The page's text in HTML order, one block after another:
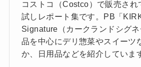
コストコ（Costco）で販売され
試しレポート集です。PB「
Signature（カークランドシグ
品を中心にデリ惣菜やスイーツ
か、日用品などを紹介していま